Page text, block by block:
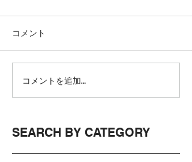
コメント
コメントを追加…
SEARCH BY CATEGORY